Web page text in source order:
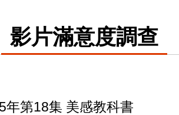
影片滿意度調查
年第18集 美感教科書